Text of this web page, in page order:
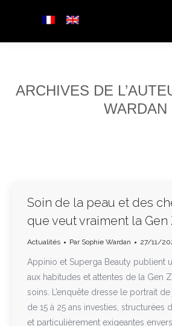
ARCHIVES DE
WARDAN
Soin de la peau et des
que veut vraiment la Gen
Actualités Par Sophie Wardan 27/11/
Appinio et Superga Beauty publient
aux habitudes et attentes de la Gen
soins. L’enquête dresse le portrait
de 15 à 25 ans investies, structurées
et particulièrement exigeantes